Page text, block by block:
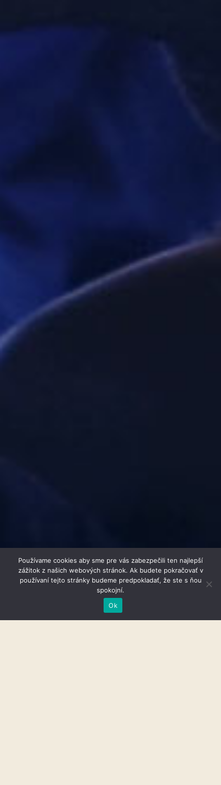
Používame cookies aby sme pre vás zabezpečili ten najlepší
zážitok z našich webových stránok. Ak budete pokračovať v
používaní tejto stránky budeme predpokladať, že ste s ňou
spokojní.
Ok